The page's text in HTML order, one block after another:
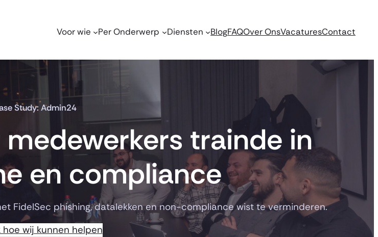
Voor wie Per Onderwerp Diensten BlogFAQOver OnsVacaturesContact
Study: Admin24
trainde in
en compliance
FidelSec phishing, datalekken en non-compliance wist te verminderen.
wij kunnen helpen